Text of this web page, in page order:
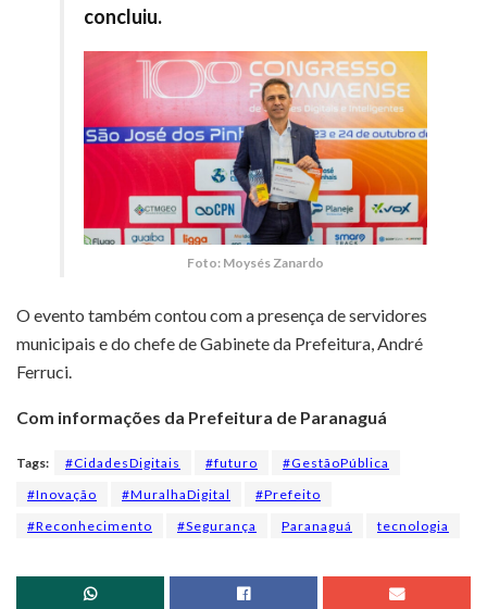
concluiu.
Foto: Moysés Zanardo
O evento também contou com a presença de servidores
municipais e do chefe de Gabinete da Prefeitura, André
Ferruci.
Com informações da Prefeitura de Paranaguá
Tags: #CidadesDigitais #futuro
#GestãoPública
#Inovação
#MuralhaDigital
#Prefeito
#Reconhecimento
#Segurança Paranaguá tecnologia